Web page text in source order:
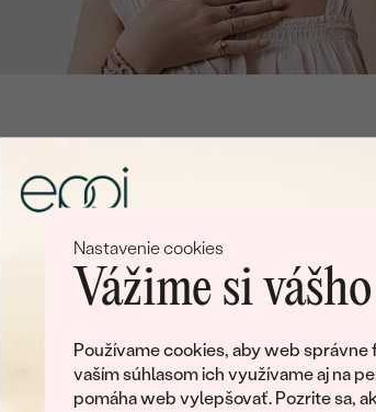
Nastavenie cookies
Vážime si
Používame cookies, aby web
vaším súhlasom ich využívame aj na
pomáha web vylepšovať. Pozrite sa,
Ľutujeme, ale tento